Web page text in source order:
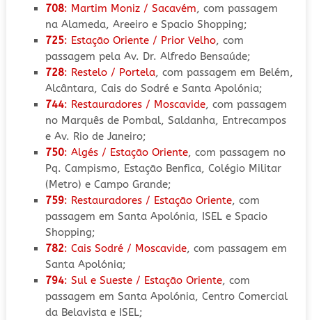
708: Martim Moniz / Sacavém, com passagem
na Alameda, Areeiro e Spacio Shopping;
725: Estação Oriente / Prior Velho, com
passagem pela Av. Dr. Alfredo Bensaúde;
728: Restelo / Portela, com passagem em Belém,
Alcântara, Cais do Sodré e Santa Apolónia;
744: Restauradores / Moscavide, com passagem
no Marquês de Pombal, Saldanha, Entrecampos
e Av. Rio de Janeiro;
750: Algés / Estação Oriente, com passagem no
Pq. Campismo, Estação Benfica, Colégio Militar
(Metro) e Campo Grande;
759: Restauradores / Estação Oriente, com
passagem em Santa Apolónia, ISEL e Spacio
Shopping;
782: Cais Sodré / Moscavide, com passagem em
Santa Apolónia;
794: Sul e Sueste / Estação Oriente, com
passagem em Santa Apolónia, Centro Comercial
da Belavista e ISEL;